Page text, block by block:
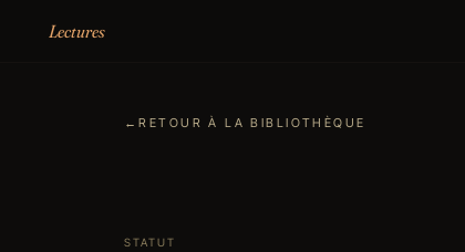
Lectures
←RETOUR À LA BIBLIOTHÈQUE
STATUT